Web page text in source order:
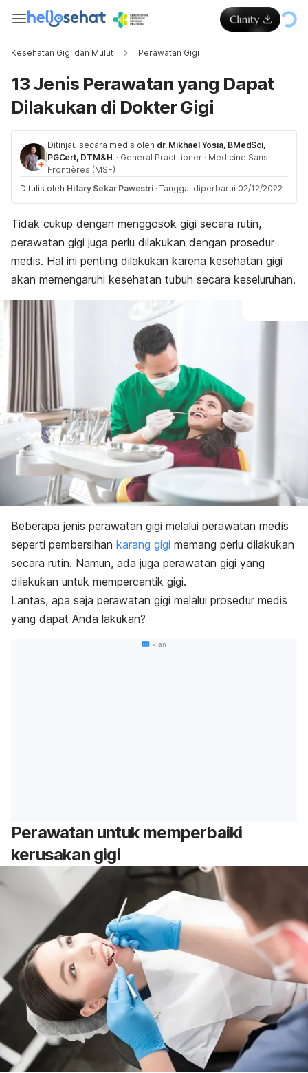
Kesehatan Gigi dan Mulut Perawatan Gigi
13 Jenis Perawatan yang Dapat
Dilakukan di Dokter Gigi
Ditinjau secara medis oleh dr. Mikhael Yosia, BMedSci,
PGCert, DTM&H. · General Practitioner · Medicine Sans
Frontières (MSF)
Ditulis oleh Hillary Sekar Pawestri · Tanggal diperbarui 02/12/2022
Tidak cukup dengan menggosok gigi secara rutin,
perawatan gigi juga perlu dilakukan dengan prosedur
medis. Hal ini penting dilakukan karena kesehatan gigi
akan memengaruhi kesehatan tubuh secara keseluruhan.
Beberapa jenis perawatan gigi melalui perawatan medis
seperti pembersihan karang gigi memang perlu dilakukan
secara rutin. Namun, ada juga perawatan gigi yang
dilakukan untuk mempercantik gigi.
Lantas, apa saja perawatan gigi melalui prosedur medis
yang dapat Anda lakukan?
Iklan
Perawatan untuk memperbaiki
kerusakan gigi